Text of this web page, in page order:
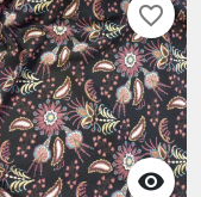

favorite_border